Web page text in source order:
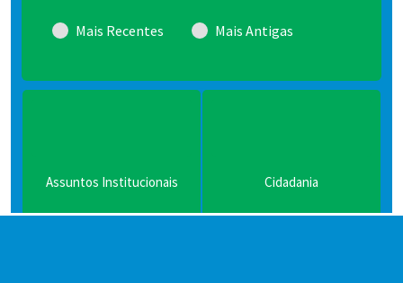
Mais Recentes Mais Antigas
Assuntos Institucionais Cidadania